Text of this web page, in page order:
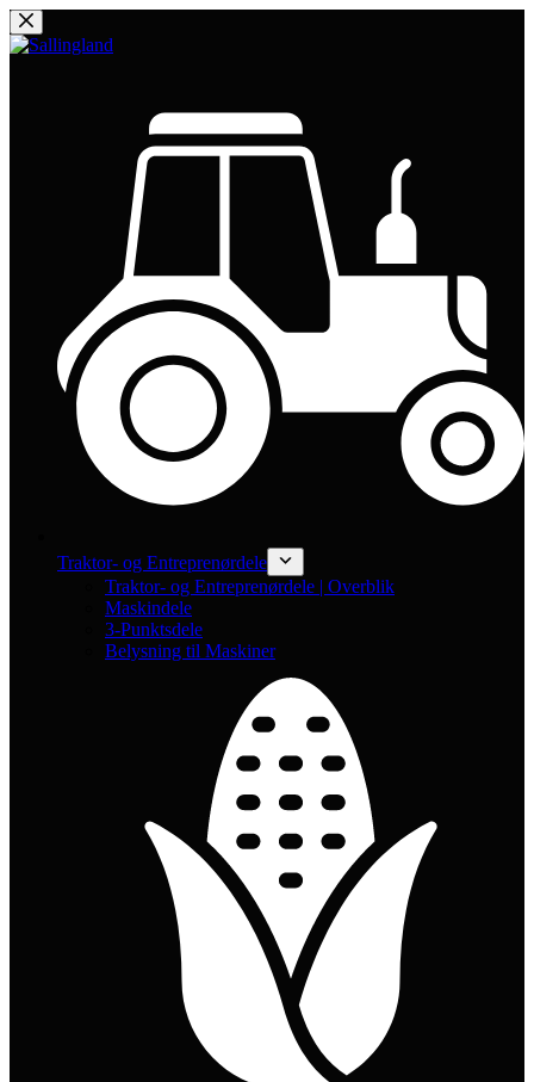
Traktor- og Entreprenørdele
Traktor- og Entreprenørdele | Overblik
Maskindele
3-Punktsdele
Belysning til Maskiner